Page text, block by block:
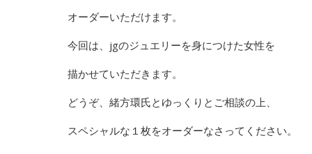
オーダーいただけます。
今回は、jgのジュエリーを身につけた女性を
描かせていただきます。
どうぞ、緒方環氏とゆっくりとご相談の上、
スペシャルな１枚をオーダーなさってください。